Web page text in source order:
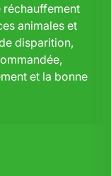
réchauffement
animales et
disparition,
et la bonne